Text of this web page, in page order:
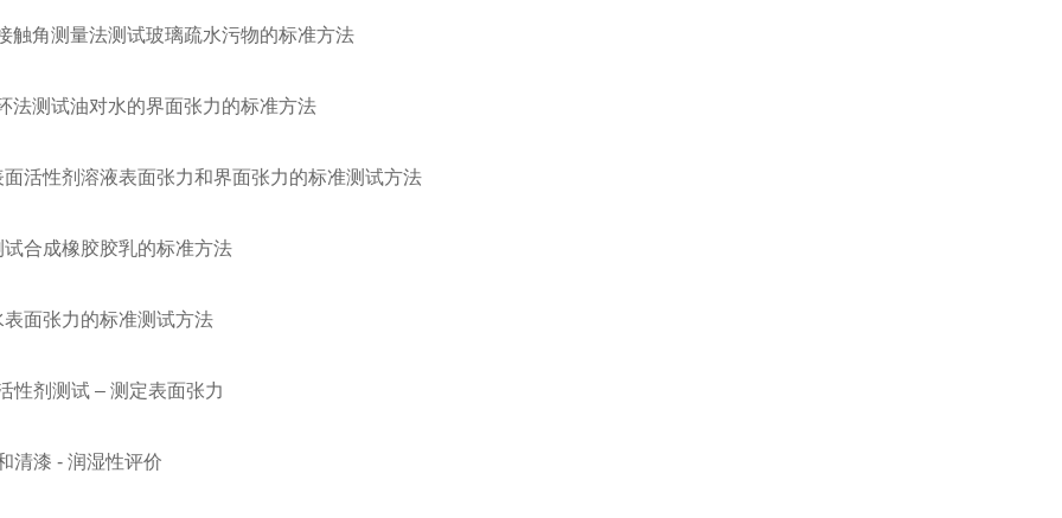
触角测量法测试玻璃疏水污物的标准方法
法测试油对水的界面张力的标准方法
活性剂溶液表面张力和界面张力的标准测试方法
合成橡胶胶乳的标准方法
面张力的标准测试方法
性剂测试 – 测定表面张力
清漆 - 润湿性评价